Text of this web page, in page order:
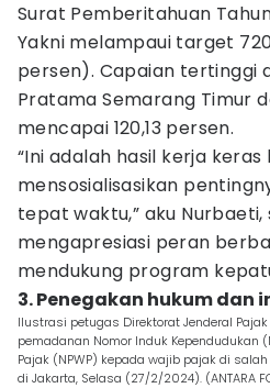
Surat Pemberitahuan
Yakni melampaui target
persen). Capaian tertinggi
Pratama Semarang Timur
mencapai 120,13 persen.
“Ini adalah hasil kerja
mensosialisasikan
tepat waktu,” aku
mengapresiasi peran
mendukung program
3. Penegakan hukum dan
Ilustrasi petugas Direktorat Jenderal
pemadanan Nomor Induk Kependudukan
Pajak (NPWP) kepada wajib pajak di
di Jakarta, Selasa (27/2/2024). (ANTARA